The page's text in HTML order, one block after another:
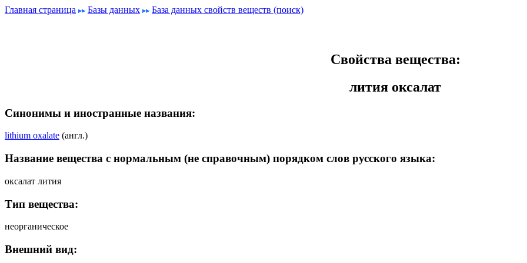
Главная страница Базы данных База данных свойств веществ (поиск)
Свойства вещества:
лития оксалат
Синонимы и иностранные названия:
lithium oxalate (англ.)
Название вещества с нормальным (не справочным) порядком слов русского языка:
оксалат лития
Тип вещества:
неорганическое
Внешний вид: